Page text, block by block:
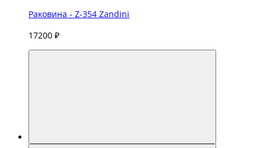
Раковина - Z-354 Zandini
17200 ₽